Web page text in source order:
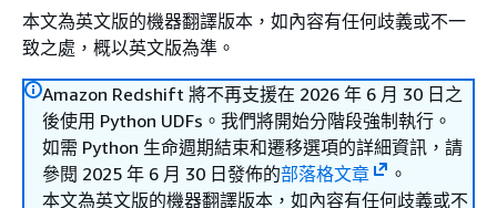
本文為英文版的機器翻譯版本，如內容有任何歧義或不一
致之處，概以英文版為準。
Amazon Redshift 將不再支援在 2026 年 6 月 30 日之
後使用 Python UDFs。我們將開始分階段強制執行。
如需 Python 生命週期結束和遷移選項的詳細資訊，請
參閱 2025 年 6 月 30 日發佈的部落格文章
。
本文為英文版的機器翻譯版本，如內容有任何歧義或不